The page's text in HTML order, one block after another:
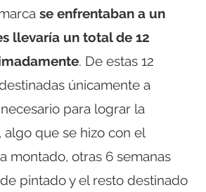
se enfrentaban a un
llevaría un total de 12
. De estas 12
únicamente a
para lograr la
que se hizo con el
montado, otras 6 semanas
pintado y el resto destinado